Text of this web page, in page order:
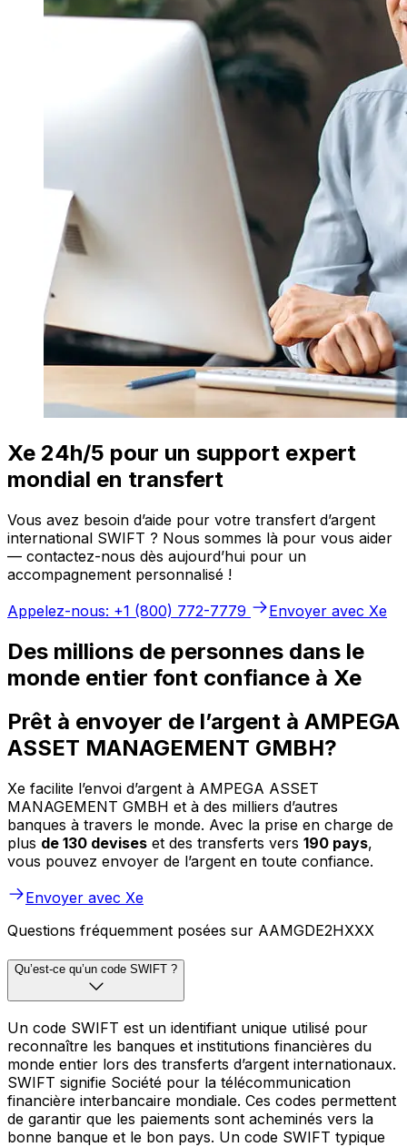
Xe 24h/5 pour un support expert
mondial en transfert
Vous avez besoin d’aide pour votre transfert d’argent
international SWIFT ? Nous sommes là pour vous aider
— contactez-nous dès aujourd’hui pour un
accompagnement personnalisé !
Appelez-nous: +1 (800) 772-7779
Envoyer avec Xe
Des millions de personnes dans le
monde entier font confiance à Xe
Prêt à envoyer de l’argent à AMPEGA
ASSET MANAGEMENT GMBH?
Xe facilite l’envoi d’argent à AMPEGA ASSET
MANAGEMENT GMBH et à des milliers d’autres
banques à travers le monde. Avec la prise en charge de
plus de 130 devises et des transferts vers 190 pays,
vous pouvez envoyer de l’argent en toute confiance.
Envoyer avec Xe
Questions fréquemment posées sur AAMGDE2HXXX
Qu’est-ce qu’un code SWIFT ?
Un code SWIFT est un identifiant unique utilisé pour
reconnaître les banques et institutions financières du
monde entier lors des transferts d’argent internationaux.
SWIFT signifie Société pour la télécommunication
financière interbancaire mondiale. Ces codes permettent
de garantir que les paiements sont acheminés vers la
bonne banque et le bon pays. Un code SWIFT typique